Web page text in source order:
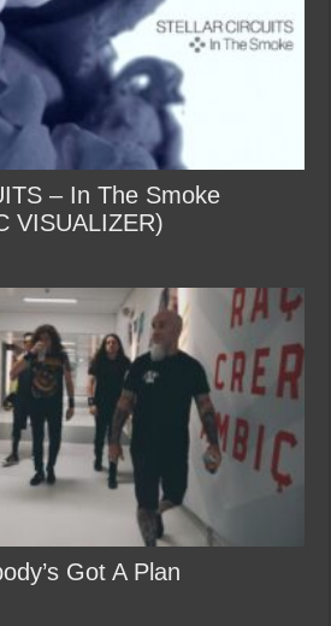
– In The Smoke
VISUALIZER)
Got A Plan